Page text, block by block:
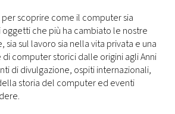
per scoprire come il computer sia
che più ha cambiato le nostre
sia sul lavoro sia nella vita privata e una
computer storici dalle origini agli Anni
di divulgazione, ospiti internazionali,
storia del computer ed eventi